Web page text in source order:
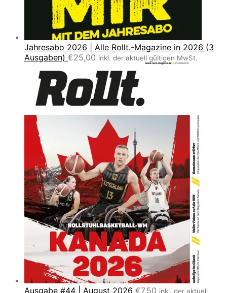
Jahresabo 2026 | Alle Rollt.-Magazine in 2026 (3
Ausgaben) €25,00 inkl. der aktuell gültigen MwSt.
Ausgabe #44 | August 2026 €7,50 inkl. der aktuell